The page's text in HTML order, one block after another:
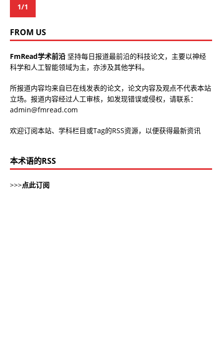
1/1
FROM US
FmRead学术前沿 坚持每日报道最前沿的科技论文，主要以神经
科学和人工智能领域为主，亦涉及其他学科。
所报道内容均来自已在线发表的论文，论文内容及观点不代表本站
立场。报道内容经过人工审核，如发现错误或侵权，请联系：
admin@fmread.com
欢迎订阅本站、学科栏目或Tag的RSS资源，以便获得最新资讯
本术语的RSS
>>>点此订阅